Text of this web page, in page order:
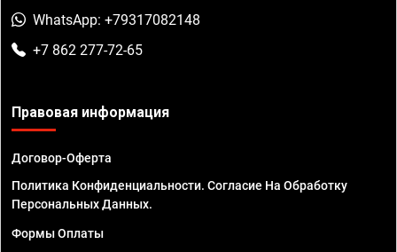
WhatsApp: +79317082148
+7 862 277-72-65
Правовая информация
Договор-Оферта
Политика Конфиденциальности. Согласие На Обработку
Персональных Данных.
Формы Оплаты